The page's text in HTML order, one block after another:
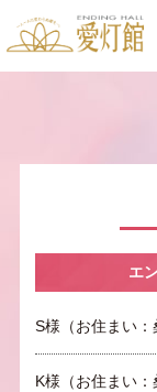
エ
S様（お住まい
K様（お住まい